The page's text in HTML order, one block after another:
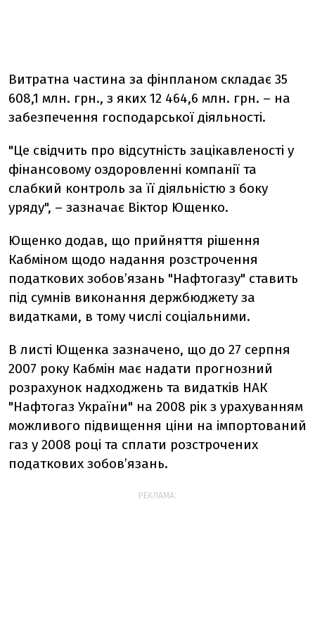
Витратна частина за фінпланом складає 35
608,1 млн. грн., з яких 12 464,6 млн. грн. – на
забезпечення господарської діяльності.
"Це свідчить про відсутність зацікавленості у
фінансовому оздоровленні компанії та
слабкий контроль за її діяльністю з боку
уряду", – зазначає Віктор Ющенко.
Ющенко додав, що прийняття рішення
Кабміном щодо надання розстрочення
податкових зобов’язань "Нафтогазу" ставить
під сумнів виконання держбюджету за
видатками, в тому числі соціальними.
В листі Ющенка зазначено, що до 27 серпня
2007 року Кабмін має надати прогнозний
розрахунок надходжень та видатків НАК
"Нафтогаз України" на 2008 рік з урахуванням
можливого підвищення ціни на імпортований
газ у 2008 році та сплати розстрочених
податкових зобов’язань.
РЕКЛАМА: